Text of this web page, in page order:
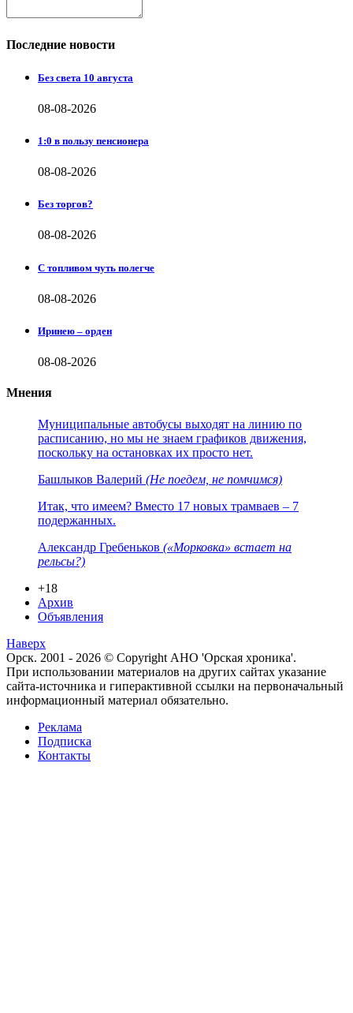
Последние новости
Без света 10 августа
08-08-2026
1:0 в пользу пенсионера
08-08-2026
Без торгов?
08-08-2026
С топливом чуть полегче
08-08-2026
Иринею – орден
08-08-2026
Мнения
Муниципальные автобусы выходят на линию по
расписанию, но мы не знаем графиков движения,
поскольку на остановках их просто нет.
Башлыков Валерий (Не поедем, не помчимся)
Итак, что имеем? Вместо 17 новых трамваев – 7
подержанных.
Александр Гребеньков («Морковка» встает на
рельсы?)
+18
Архив
Объявления
Наверх
Орск. 2001 - 2026 © Copyright АНО 'Орская хроника'.
При использовании материалов на других сайтах указание
сайта-источника и гиперактивной ссылки на первоначальный
информационный материал обязательно.
Реклама
Подписка
Контакты